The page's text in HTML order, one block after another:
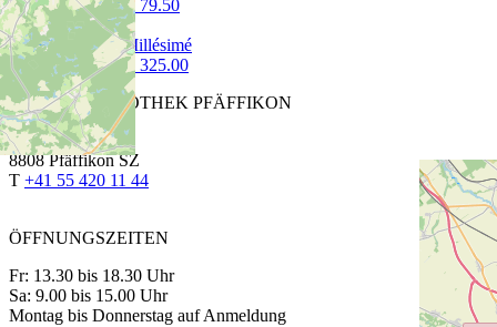
70 cl | CHF 79.50
Calvados Millésimé
70 cl | CHF 325.00
CAVETTA VINOTHEK PFÄFFIKON
Churerstrasse 64
8808 Pfäffikon SZ
T +41 55 420 11 44
ÖFFNUNGSZEITEN
Fr: 13.30 bis 18.30 Uhr
Sa: 9.00 bis 15.00 Uhr
Montag bis Donnerstag auf Anmeldung